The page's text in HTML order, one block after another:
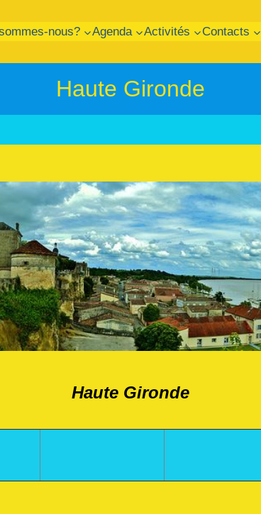
nous? Agenda Activités Contacts
Haute Gironde
Haute Gironde